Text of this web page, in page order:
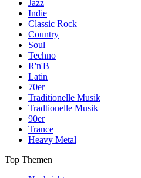
Jazz
Indie
Classic Rock
Country
Soul
Techno
R'n'B
Latin
70er
Traditionelle Musik
Tradtionelle Musik
90er
Trance
Heavy Metal
Top Themen